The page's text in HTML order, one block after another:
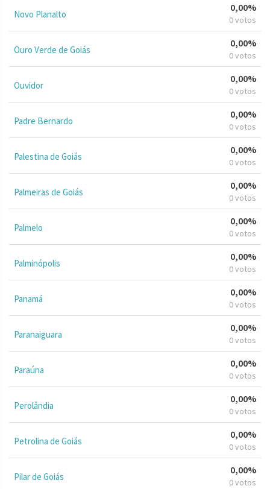
Novo Planalto
0,00%
0 votos
Ouro Verde de Goiás
0,00%
0 votos
Ouvidor
0,00%
0 votos
Padre Bernardo
0,00%
0 votos
Palestina de Goiás
0,00%
0 votos
Palmeiras de Goiás
0,00%
0 votos
Palmelo
0,00%
0 votos
Palminópolis
0,00%
0 votos
Panamá
0,00%
0 votos
Paranaiguara
0,00%
0 votos
Paraúna
0,00%
0 votos
Perolândia
0,00%
0 votos
Petrolina de Goiás
0,00%
0 votos
Pilar de Goiás
0,00%
0 votos